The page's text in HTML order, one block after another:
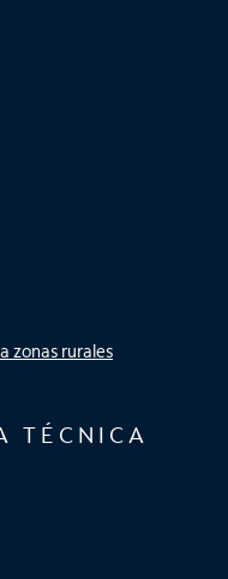
zonas rurales
TÉCNICA